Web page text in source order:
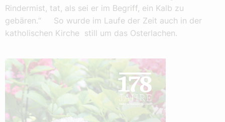
Rindermist, tat, als sei er im Begriff, ein Kalb zu
gebären.“ So wurde im Laufe der Zeit auch in der
katholischen Kirche still um das Osterlachen.